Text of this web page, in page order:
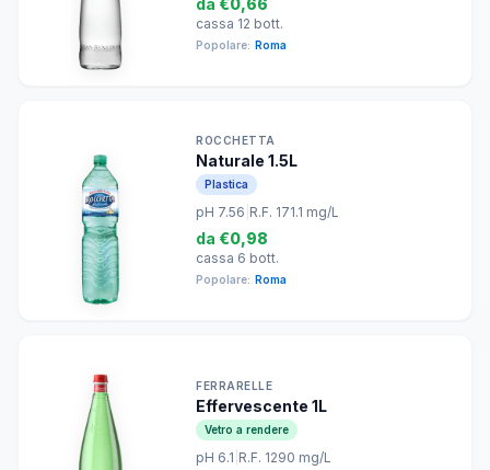
da €0,66
cassa 12 bott.
Popolare: Roma
ROCCHETTA
Naturale 1.5L
Plastica
pH 7.56 R.F. 171.1 mg/L
da €0,98
cassa 6 bott.
Popolare: Roma
FERRARELLE
Effervescente 1L
Vetro a rendere
pH 6.1 R.F. 1290 mg/L